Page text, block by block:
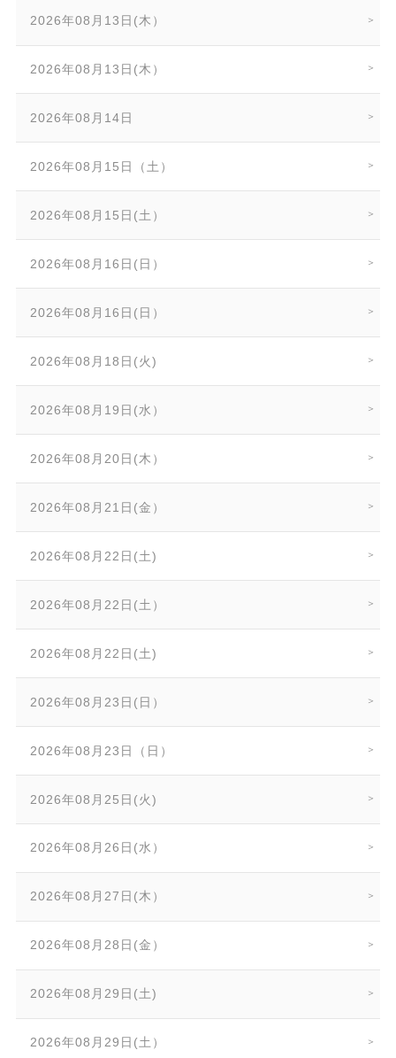
2026年08月13日(木）
2026年08月13日(木）
2026年08月14日
2026年08月15日（土）
2026年08月15日(土）
2026年08月16日(日）
2026年08月16日(日）
2026年08月18日(火)
2026年08月19日(水）
2026年08月20日(木）
2026年08月21日(金）
2026年08月22日(土)
2026年08月22日(土）
2026年08月22日(土)
2026年08月23日(日）
2026年08月23日（日）
2026年08月25日(火)
2026年08月26日(水）
2026年08月27日(木）
2026年08月28日(金）
2026年08月29日(土)
2026年08月29日(土）